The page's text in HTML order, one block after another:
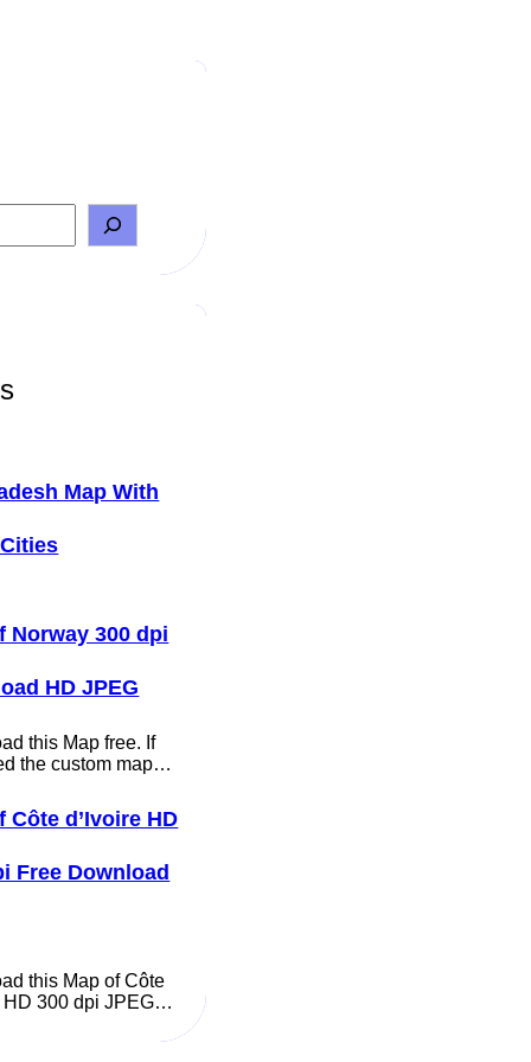
Map With
Norway 300 dpi
HD JPEG
this Map free. If
the custom map…
Côte d’Ivoire HD
Free Download
this Map of Côte
HD 300 dpi JPEG…